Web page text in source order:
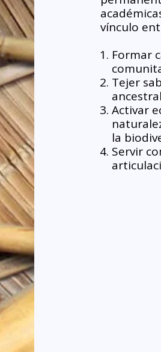
vínculo
Formar
Tejer
Activar
la
Servir